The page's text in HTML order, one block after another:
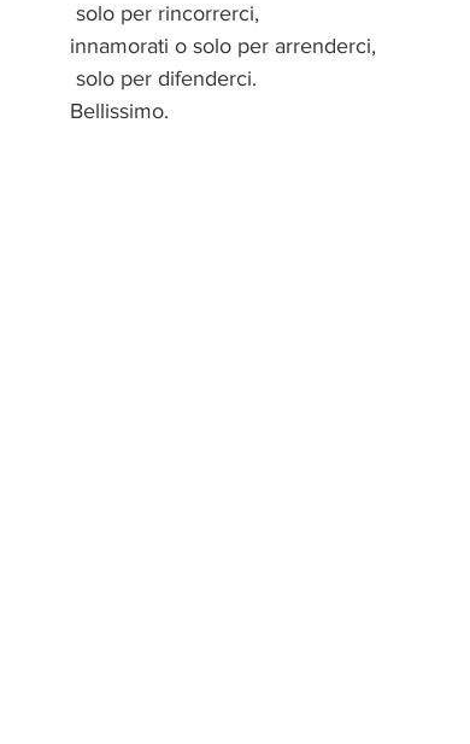
solo per rincorrerci,
innamorati o solo per arrenderci,
solo per difenderci.
Bellissimo.